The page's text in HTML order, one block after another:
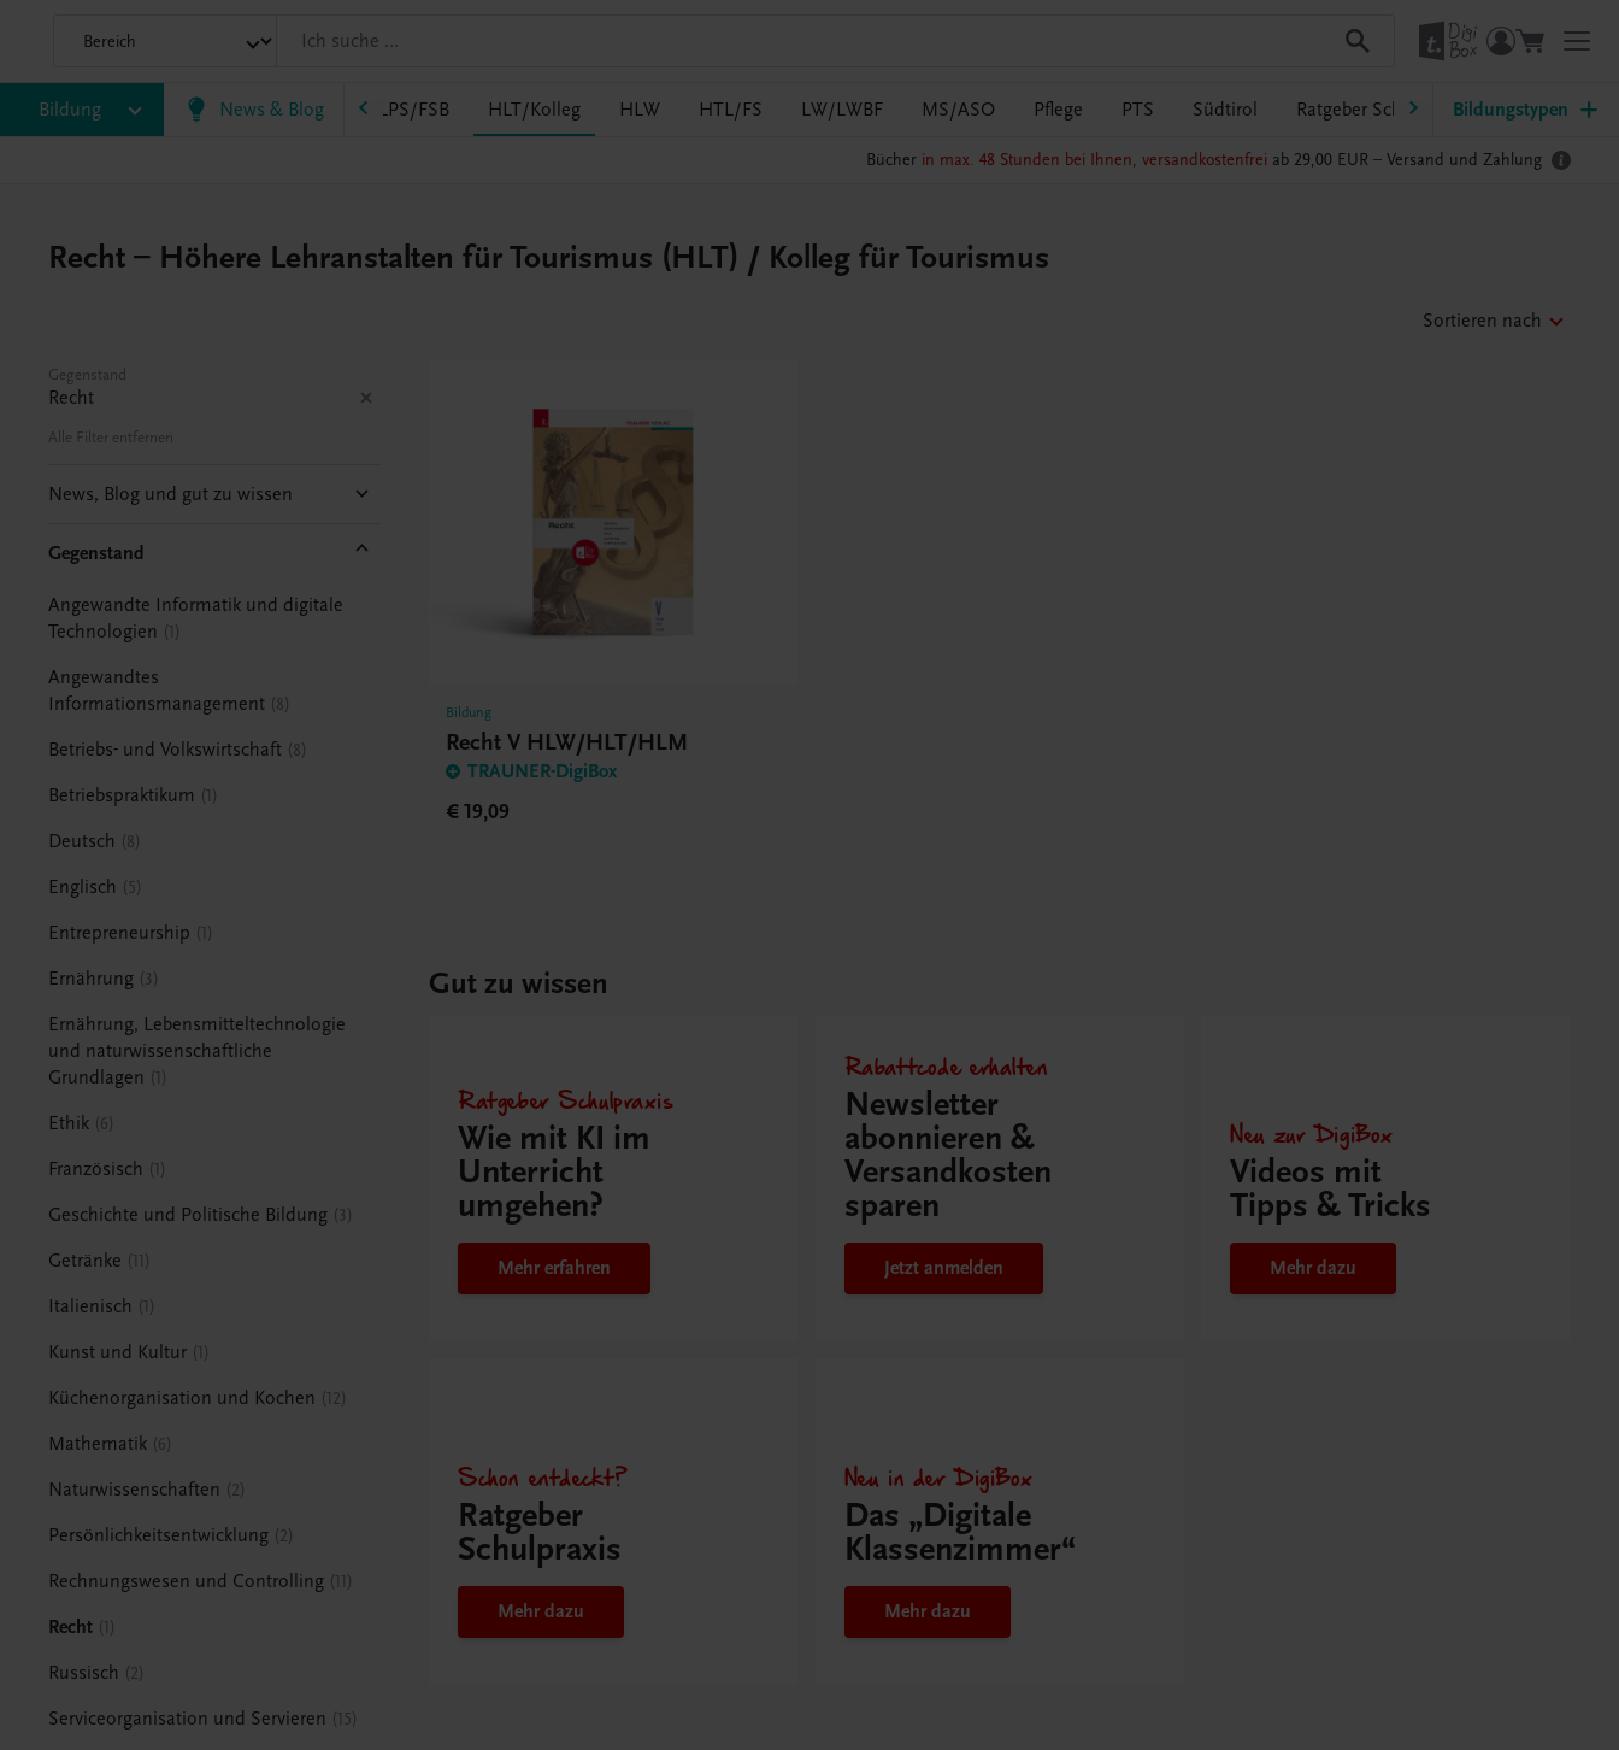
Bildung News & Blog
HAS HF/TFS HLM/HLK HLPS/FSB HLT/Kolleg HLW HTL/FS LW/LWBF MS/ASO Pflege PTS Südtirol Ratgeber Schulpraxis TRAUNER-
Bildungstypen
Bücher in max. 48 Stunden bei Ihnen, versandkostenfrei ab 29,00 EUR – Versand und Zahlung
Recht – Höhere Lehranstalten für Tourismus (HLT) / Kolleg für Tourismus
Sortieren nach
Gegenstand
Recht
Alle Filter entfernen
News, Blog und gut zu wissen
Gegenstand
Angewandte Informatik und digitale
Technologien
1
Angewandtes
Informationsmanagement 8
Betriebs- und Volkswirtschaft 8
Betriebspraktikum 1
Deutsch 8
Englisch 5
Entrepreneurship 1
Ernährung 3
Ernährung, Lebensmitteltechnologie
und naturwissenschaftliche
Grundlagen
1
Ethik 6
Französisch 1
Geschichte und Politische Bildung 3
Getränke 11
Italienisch 1
Kunst und Kultur 1
Küchenorganisation und Kochen 12
Mathematik 6
Naturwissenschaften 2
Persönlichkeitsentwicklung 2
Rechnungswesen und Controlling 11
Recht 1
Russisch 2
Serviceorganisation und Servieren 15
Bildung
Recht V HLW/HLT/HLM
TRAUNER-DigiBox
€ 19,09
Gut zu wissen
Ratgeber Schulpraxis
Wie mit KI im
Unterricht
umgehen?
Mehr erfahren
Rabattcode erhalten
Newsletter
abonnieren &
Versandkosten
sparen
Jetzt anmelden
Neu zur DigiBox
Videos mit
Tipps & Tricks
Mehr dazu
Schon entdeckt?
Ratgeber
Schulpraxis
Mehr dazu
Neu in der DigiBox
Das „Digitale
Klassenzimmer“
Mehr dazu